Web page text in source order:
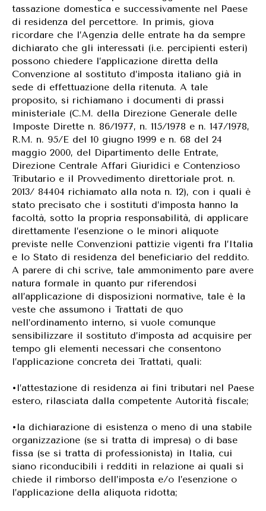
tassazione domestica e successivamente nel Paese
di residenza del percettore. In primis, giova
ricordare che l’Agenzia delle entrate ha da sempre
dichiarato che gli interessati (i.e. percipienti esteri)
possono chiedere l’applicazione diretta della
Convenzione al sostituto d’imposta italiano già in
sede di effettuazione della ritenuta. A tale
proposito, si richiamano i documenti di prassi
ministeriale (C.M. della Direzione Generale delle
Imposte Dirette n. 86/1977, n. 115/1978 e n. 147/1978,
R.M. n. 95/E del 10 giugno 1999 e n. 68 del 24
maggio 2000, del Dipartimento delle Entrate,
Direzione Centrale Affari Giuridici e Contenzioso
Tributario e il Provvedimento direttoriale prot. n.
2013/ 84404 richiamato alla nota n. 12), con i quali è
stato precisato che i sostituti d’imposta hanno la
facoltà, sotto la propria responsabilità, di applicare
direttamente l’esenzione o le minori aliquote
previste nelle Convenzioni pattizie vigenti fra l’Italia
e lo Stato di residenza del beneficiario del reddito.
A parere di chi scrive, tale ammonimento pare avere
natura formale in quanto pur riferendosi
all’applicazione di disposizioni normative, tale è la
veste che assumono i Trattati de quo
nell’ordinamento interno, si vuole comunque
sensibilizzare il sostituto d’imposta ad acquisire per
tempo gli elementi necessari che consentono
l’applicazione concreta dei Trattati, quali:
•l’attestazione di residenza ai fini tributari nel Paese
estero, rilasciata dalla competente Autorità fiscale;
•la dichiarazione di esistenza o meno di una stabile
organizzazione (se si tratta di impresa) o di base
fissa (se si tratta di professionista) in Italia, cui
siano riconducibili i redditi in relazione ai quali si
chiede il rimborso dell’imposta e/o l’esenzione o
l’applicazione della aliquota ridotta;